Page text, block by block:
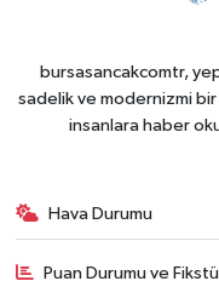
bursasancakcomtr,
sadelik ve modernizmi
insanlara haber
Hava Durumu
Puan Durumu ve